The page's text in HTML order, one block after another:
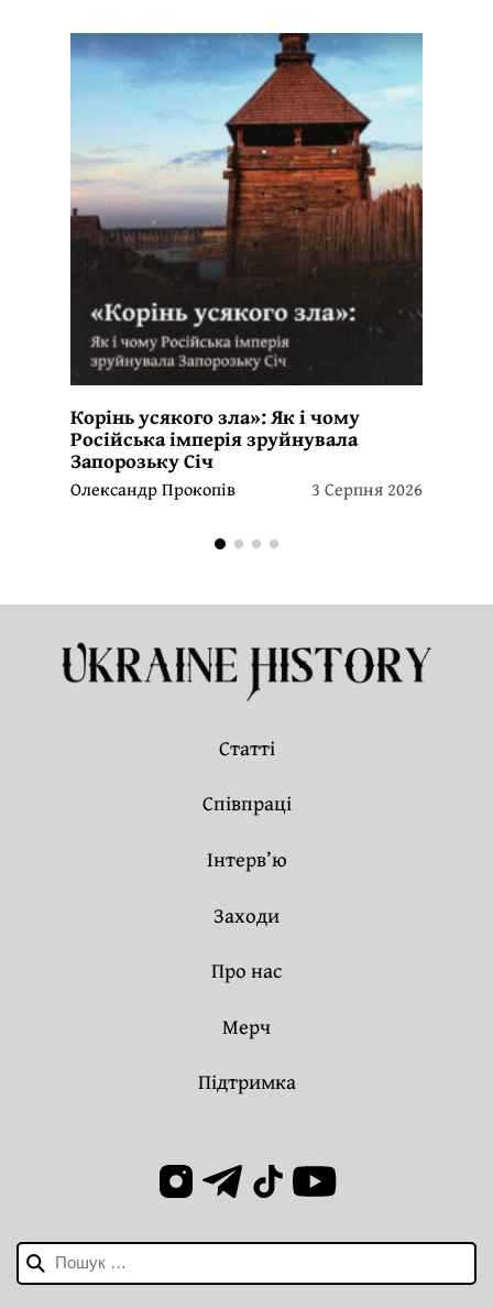
Корінь усякого зла»: Як і чому
Російська імперія зруйнувала
Запорозьку Січ
Олександр Прокопів 3 Серпня 2026
Пошук:
Статті
Співпраці
Інтерв’ю
Заходи
Про нас
Мерч
Підтримка